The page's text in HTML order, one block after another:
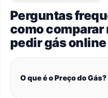
Perguntas
como comparar
pedir gás online
O que é o Preço do Gás?